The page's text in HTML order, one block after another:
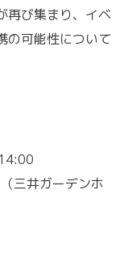
再び集まり、イベ
の可能性について
三井ガーデンホ